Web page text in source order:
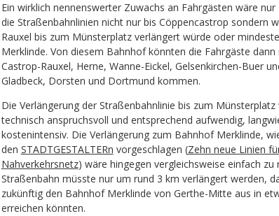
Ein wirklich nennenswerter Zuwachs an Fahrgästen wäre
die Straßenbahnlinien nicht nur bis Cöppencastrop sondern
Rauxel bis zum Münsterplatz verlängert würde oder
Merklinde. Von diesem Bahnhof könnten die Fahrgäste
Castrop-Rauxel, Herne, Wanne-Eickel, Gelsenkirchen-Buer
Gladbeck, Dorsten und Dortmund kommen.
Die Verlängerung der Straßenbahnlinie bis zum Münsterplatz
technisch anspruchsvoll und entsprechend aufwendig,
kostenintensiv. Die Verlängerung zum Bahnhof Merklinde,
den STADTGESTALTERn vorgeschlagen (Zehn neue Linien
Nahverkehrsnetz) wäre hingegen vergleichsweise einfach zu
Straßenbahn müsste nur um rund 3 km verlängert werden,
zukünftig den Bahnhof Merklinde von Gerthe-Mitte aus in
erreichen könnten.